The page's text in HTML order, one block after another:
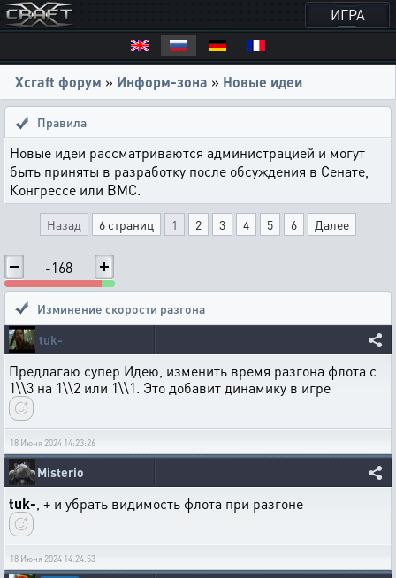
ИГРА
Xcraft форум » Информ-зона » Новые идеи
Правила
Новые идеи рассматриваются администрацией и могут
быть приняты в разработку после обсуждения в Сенате,
Конгрессе или ВМС.
Назад 6 страниц 1 2 3 4 5 6 Далее
-168
Изминение скорости разгона
tuk-
Предлагаю супер Идею, изменить время разгона флота с
1\\3 на 1\\2 или 1\\1. Это добавит динамику в игре
18 Июня 2024 14:23:26
Misterio
tuk- , + и убрать видимость флота при разгоне
18 Июня 2024 14:24:53